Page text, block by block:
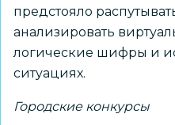
предстояло
анализировать
логические шифры и
ситуациях.
Городские конкурсы